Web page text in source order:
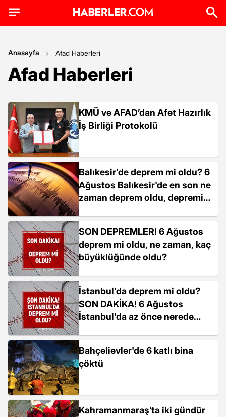
Anasayfa Afad Haberleri
Afad Haberleri
KMÜ ve AFAD’dan Afet Hazırlık
İş Birliği Protokolü
Balıkesir'de deprem mi oldu? 6
Ağustos Balıkesir'de en son ne
zaman deprem oldu, depremin
SON DEPREMLER! 6 Ağustos
deprem mi oldu, ne zaman, kaç
büyüklüğünde oldu?
İstanbul'da deprem mi oldu?
SON DAKİKA! 6 Ağustos
İstanbul'da az önce nerede
Bahçelievler'de 6 katlı bina
çöktü
Kahramanmaraş’ta iki gündür